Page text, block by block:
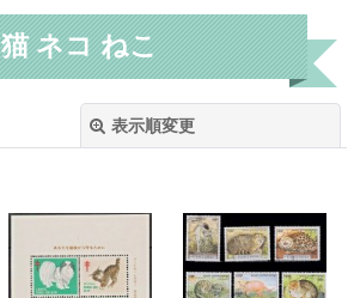
猫 ネコ ねこ
表示順変更